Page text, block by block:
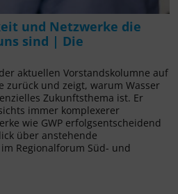
und Netzwerke die
sind | Die
aktuellen Vorstandskolumne auf
zurück und zeigt, warum Wasser
Zukunftsthema ist. Er
immer komplexerer
wie GWP erfolgsentscheidend
über anstehende
Regionalforum Süd- und